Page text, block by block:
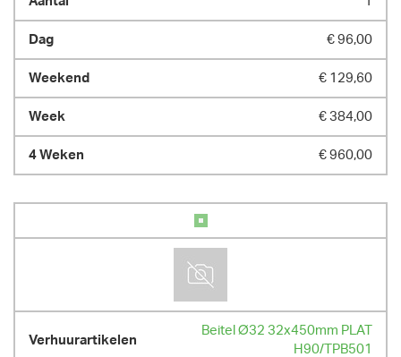
€ 96,00
€ 129,60
€ 384,00
€ 960,00
Beitel Ø32 32x450mm PLAT
H90/TPB501